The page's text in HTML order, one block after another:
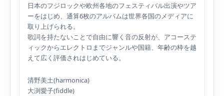
日本のフジロックや欧州各地のフェスティバル出演やツア
ーをはじめ、通算6枚のアルバムは世界各国のメディアに
取り上げられる。
歌詞を持たないことで自由に響く音の反射が、アコーステ
ィックからエレクトロまでジャンルや国籍、年齢の枠を越
えて広く評価されはじめている。
清野美土(harmonica)
大渕愛子(fiddle)